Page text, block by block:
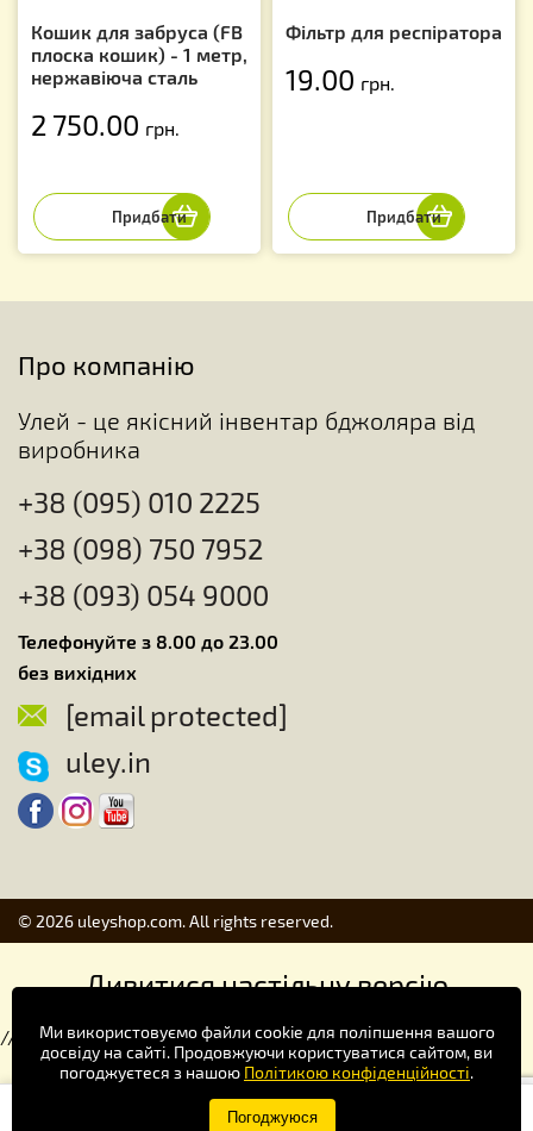
Кошик для забруса (FB
плоска кошик) - 1 метр,
нержавіюча сталь
2 750.00 грн.
Фільтр для респіратора
19.00 грн.
Про компанію
Улей - це якісний інвентар бджоляра від
виробника
+38 (095) 010 2225
+38 (098) 750 7952
+38 (093) 054 9000
Телефонуйте з 8.00 до 23.00
без вихідних
[email protected]
uley.in
© 2026 uleyshop.com. All rights reserved.
Ми використовуємо файли cookie для поліпшення вашого
досвіду на сайті. Продовжуючи користуватися сайтом, ви
погоджуєтеся з нашою Політикою конфіденційності.
Погоджуюся
Дивитися настільну версію
//
Купуй зручніше в додатку!